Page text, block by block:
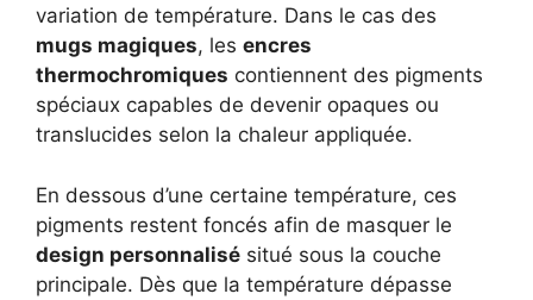
variation de température. Dans le cas des
mugs magiques, les encres
thermochromiques contiennent des pigments
spéciaux capables de devenir opaques ou
translucides selon la chaleur appliquée.
En dessous d’une certaine température, ces
pigments restent foncés afin de masquer le
design personnalisé situé sous la couche
principale. Dès que la température dépasse